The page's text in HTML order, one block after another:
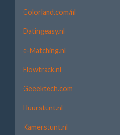
Colorland.com/nl
Datingeasy.nl
e-Matching.nl
Flowtrack.nl
Geeektech.com
Huurstunt.nl
Kamerstunt.nl